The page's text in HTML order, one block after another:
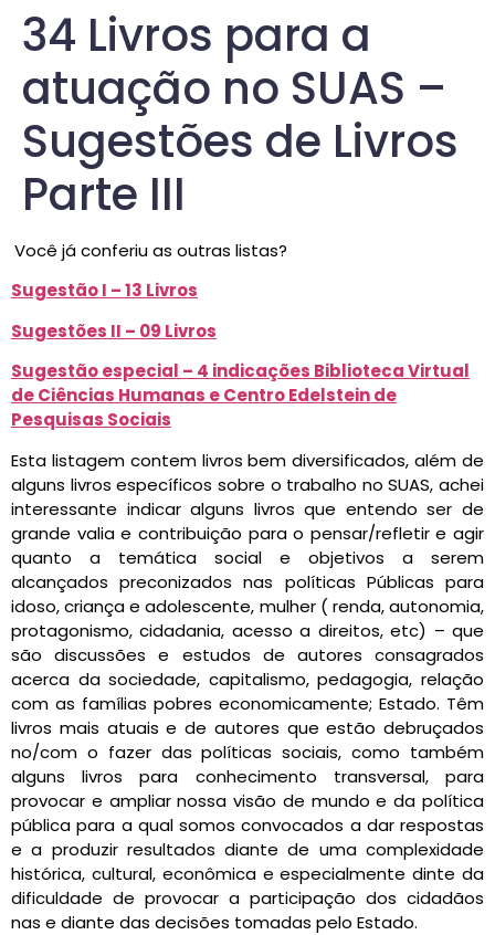
34 Livros para a
atuação no SUAS –
Sugestões de Livros
Parte III
Você já conferiu as outras listas?
Sugestão I – 13 Livros
Sugestões II – 09 Livros
Sugestão especial – 4 indicações Biblioteca Virtual
de Ciências Humanas e Centro Edelstein de
Pesquisas Sociais
Esta listagem contem livros bem diversificados, além de
alguns livros específicos sobre o trabalho no SUAS, achei
interessante indicar alguns livros que entendo ser de
grande valia e contribuição para o pensar/refletir e agir
quanto a temática social e objetivos a serem
alcançados preconizados nas políticas Públicas para
idoso, criança e adolescente, mulher ( renda, autonomia,
protagonismo, cidadania, acesso a direitos, etc) – que
são discussões e estudos de autores consagrados
acerca da sociedade, capitalismo, pedagogia, relação
com as famílias pobres economicamente; Estado. Têm
livros mais atuais e de autores que estão debruçados
no/com o fazer das políticas sociais, como também
alguns livros para conhecimento transversal, para
provocar e ampliar nossa visão de mundo e da política
pública para a qual somos convocados a dar respostas
e a produzir resultados diante de uma complexidade
histórica, cultural, econômica e especialmente dinte da
dificuldade de provocar a participação dos cidadãos
nas e diante das decisões tomadas pelo Estado.